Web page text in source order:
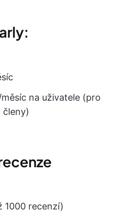
na uživatele (pro
členy)
1000 recenzí)